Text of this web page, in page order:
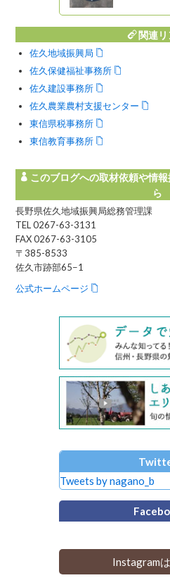
関連リ
佐久地域振興局
佐久保健福祉事務所
佐久建設事務所
佐久農業農村支援センター
東信県税事務所
東信教育事務所
このブログへの取材依頼や情
ら
長野県佐久地域振興局総務管理課
TEL 0267-63-3131
FAX 0267-63-3105
〒385-8533
佐久市跡部65−1
公式ホームページ
Tweets by nagano_b
Instagram